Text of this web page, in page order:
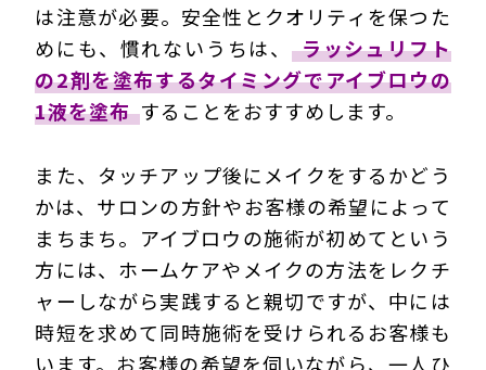
は注意が必要。安全性とクオリティを保つた
めにも、慣れないうちは、
ラッシュリフト
の2剤を塗布するタイミングでアイブロウの
1液を塗布 することをおすすめします。
また、タッチアップ後にメイクをするかどう
かは、サロンの方針やお客様の希望によって
まちまち。アイブロウの施術が初めてという
方には、ホームケアやメイクの方法をレクチ
ャーしながら実践すると親切ですが、中には
時短を求めて同時施術を受けられるお客様も
います。お客様の希望を伺いながら、一人ひ